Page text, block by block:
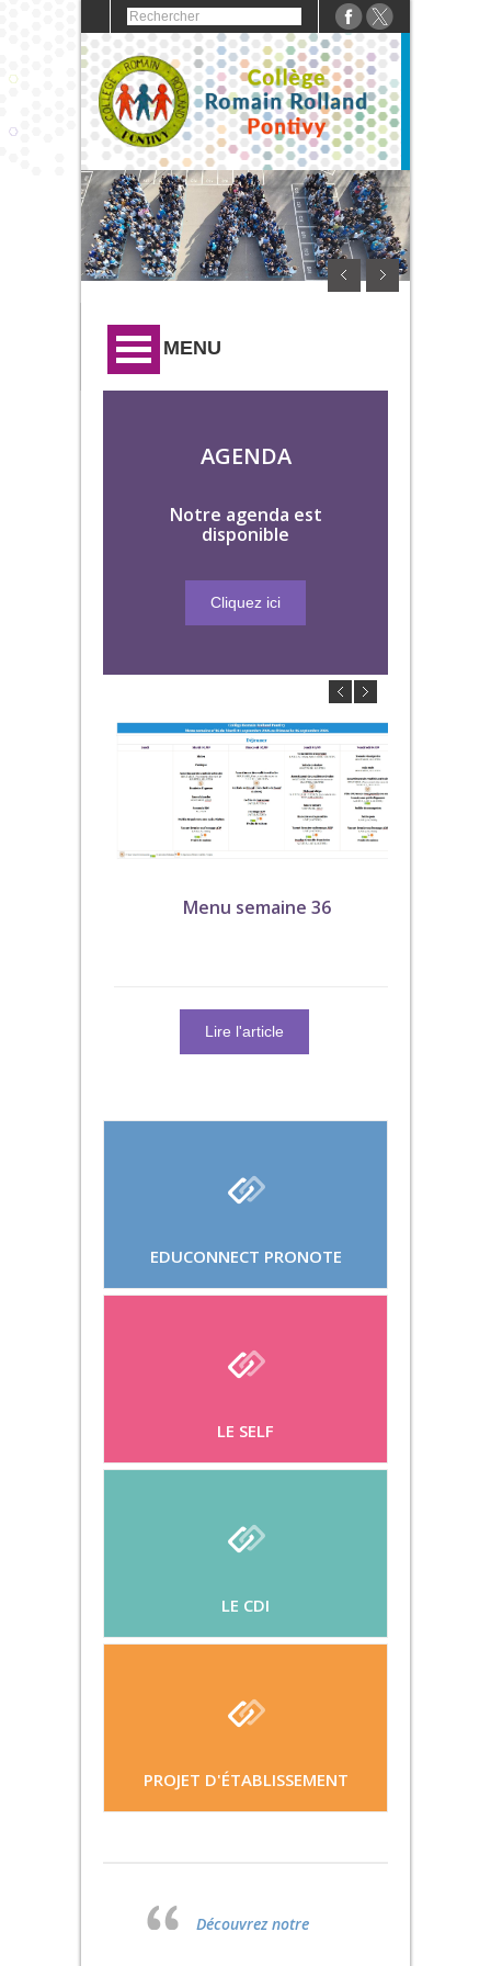
MENU
AGENDA
Notre agenda est
disponible
Cliquez ici
Menu semaine 36
Lire l'article
EDUCONNECT PRONOTE
LE SELF
LE CDI
PROJET D'ÉTABLISSEMENT
Découvrez notre